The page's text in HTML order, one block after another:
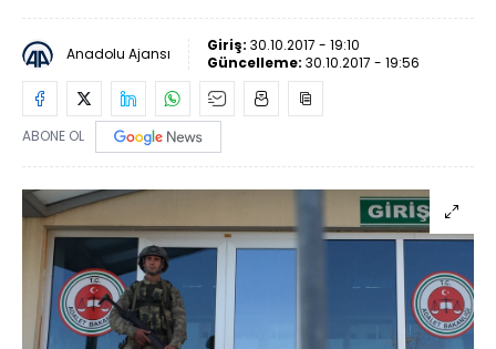
Anadolu Ajansı Giriş: 30.10.2017 - 19:10
Güncelleme: 30.10.2017 - 19:56
ABONE OL